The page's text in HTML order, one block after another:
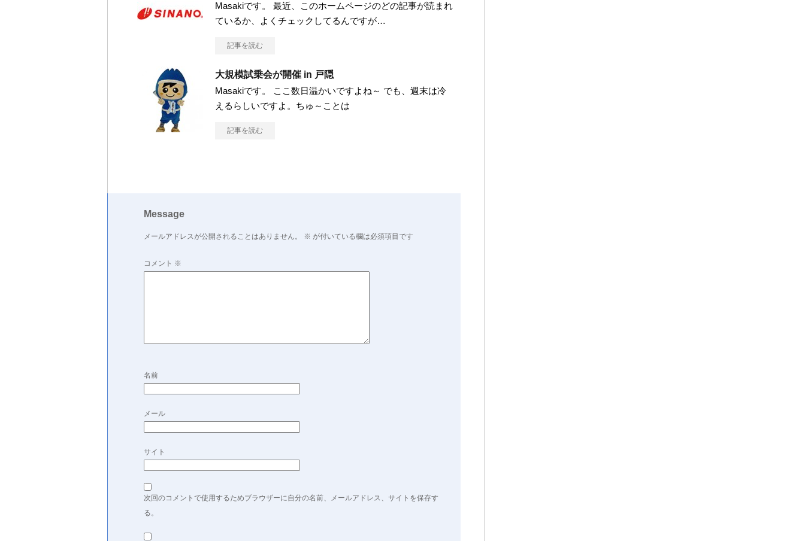
Masakiです。 最近、このホームページのどの記事が読まれ
ているか、よくチェックしてるんですが…
記事を読む
大規模試乗会が開催 in 戸隠
Masakiです。 ここ数日温かいですよね～ でも、週末は冷
えるらしいですよ。ちゅ～ことは
記事を読む
Message
メールアドレスが公開されることはありません。 ※ が付いている欄は必須項目です
コメント ※
名前
メール
サイト
次回のコメントで使用するためブラウザーに自分の名前、メールアドレス、サイトを保存す
る。